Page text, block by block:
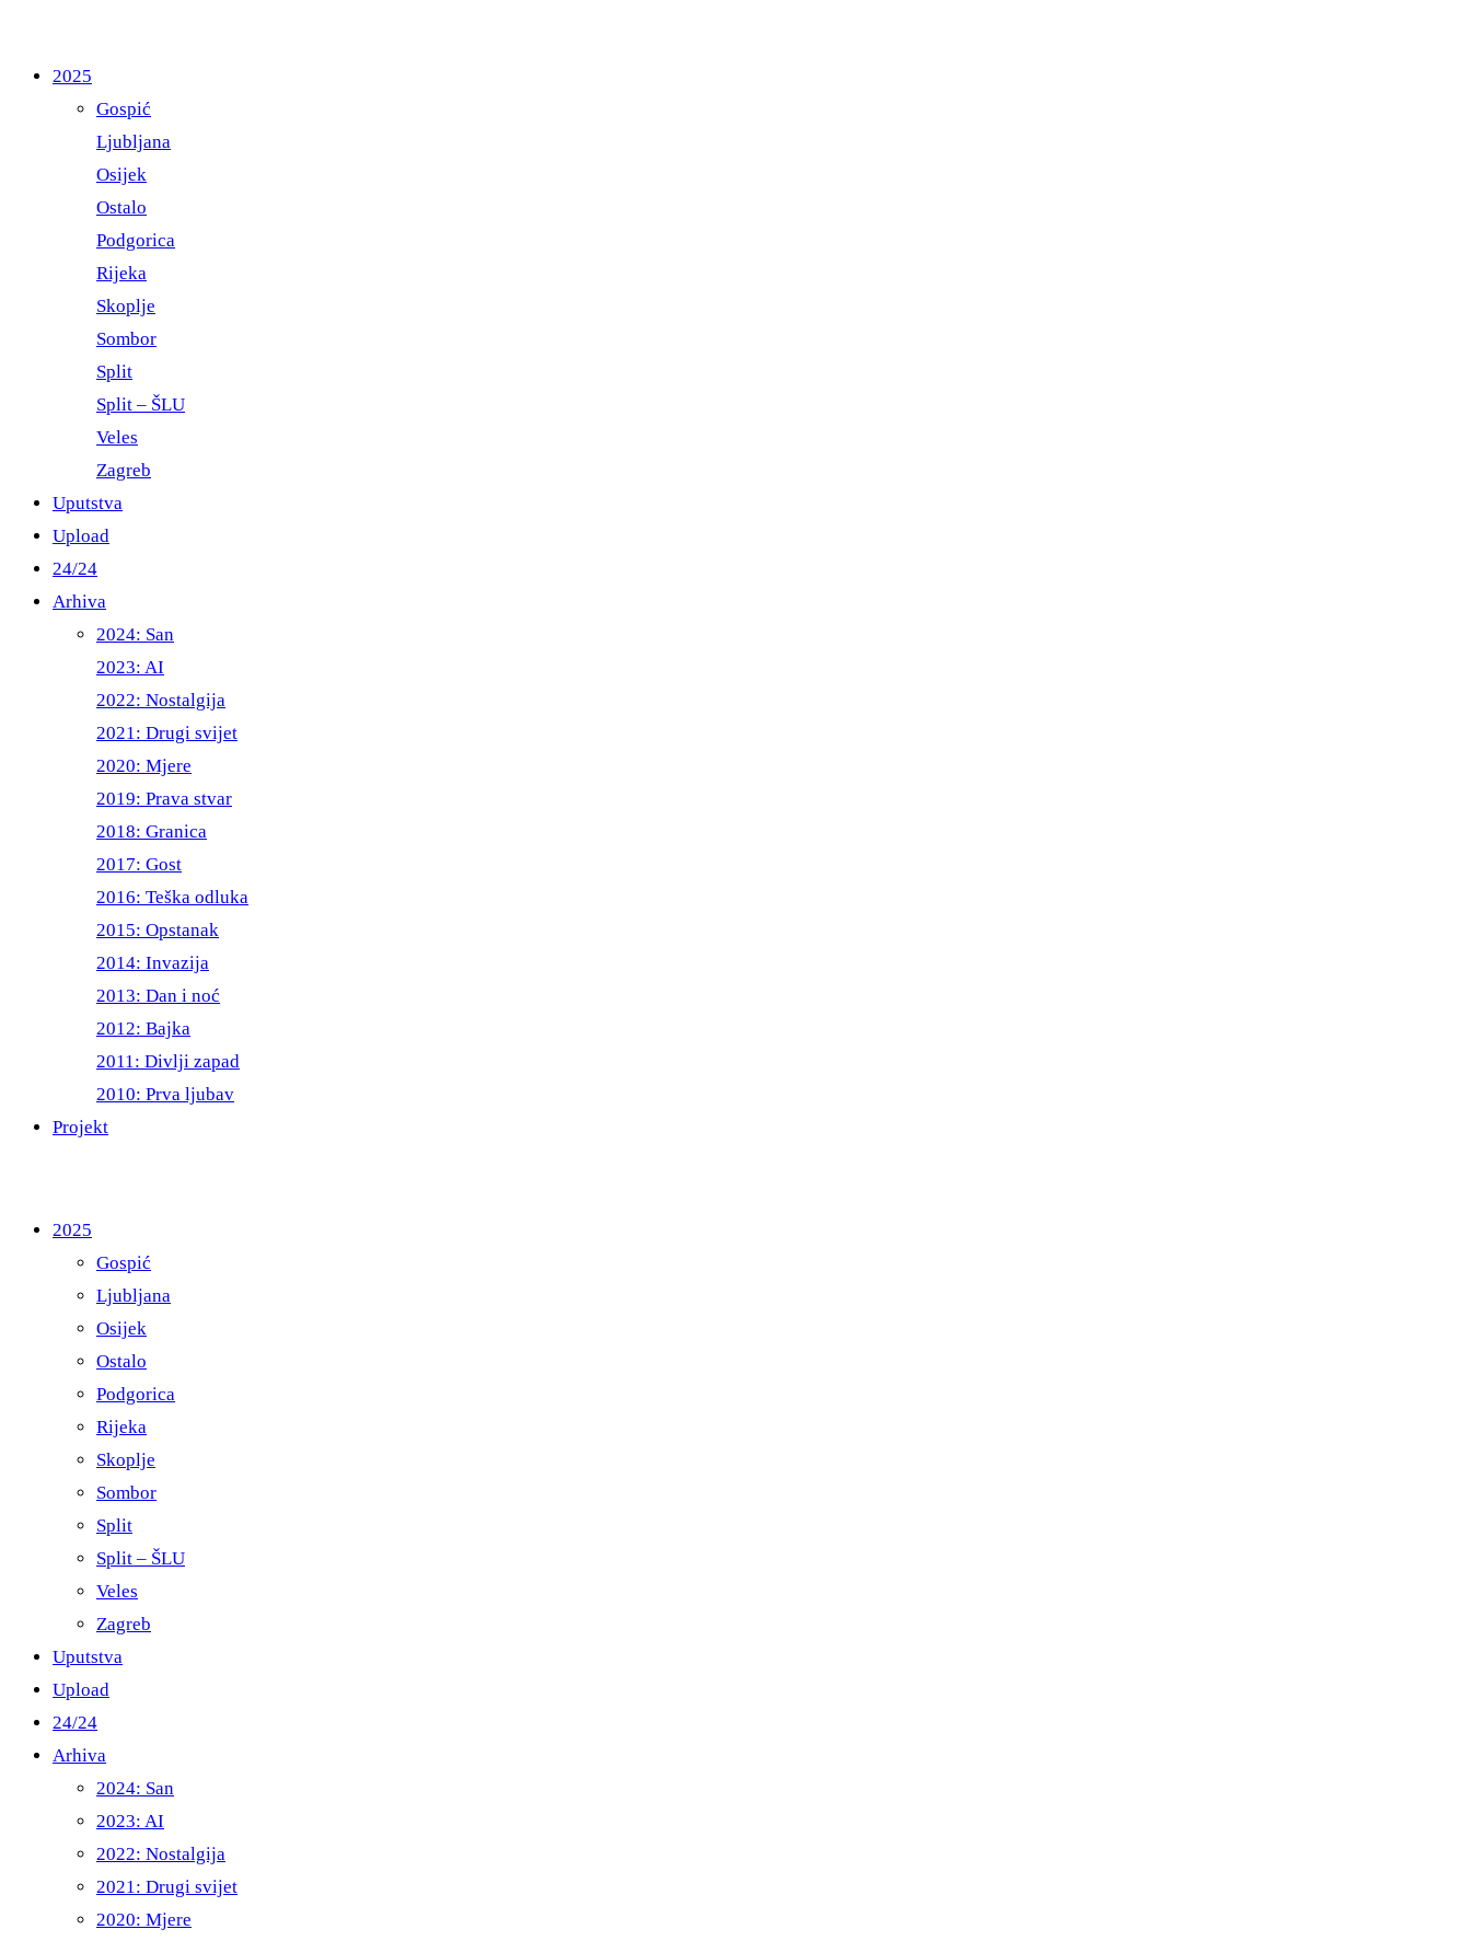
2025
Gospić
Ljubljana
Osijek
Ostalo
Podgorica
Rijeka
Skoplje
Sombor
Split
Split – ŠLU
Veles
Zagreb
Uputstva
Upload
24/24
Arhiva
2024: San
2023: AI
2022: Nostalgija
2021: Drugi svijet
2020: Mjere
2019: Prava stvar
2018: Granica
2017: Gost
2016: Teška odluka
2015: Opstanak
2014: Invazija
2013: Dan i noć
2012: Bajka
2011: Divlji zapad
2010: Prva ljubav
Projekt
2025
Gospić
Ljubljana
Osijek
Ostalo
Podgorica
Rijeka
Skoplje
Sombor
Split
Split – ŠLU
Veles
Zagreb
Uputstva
Upload
24/24
Arhiva
2024: San
2023: AI
2022: Nostalgija
2021: Drugi svijet
2020: Mjere